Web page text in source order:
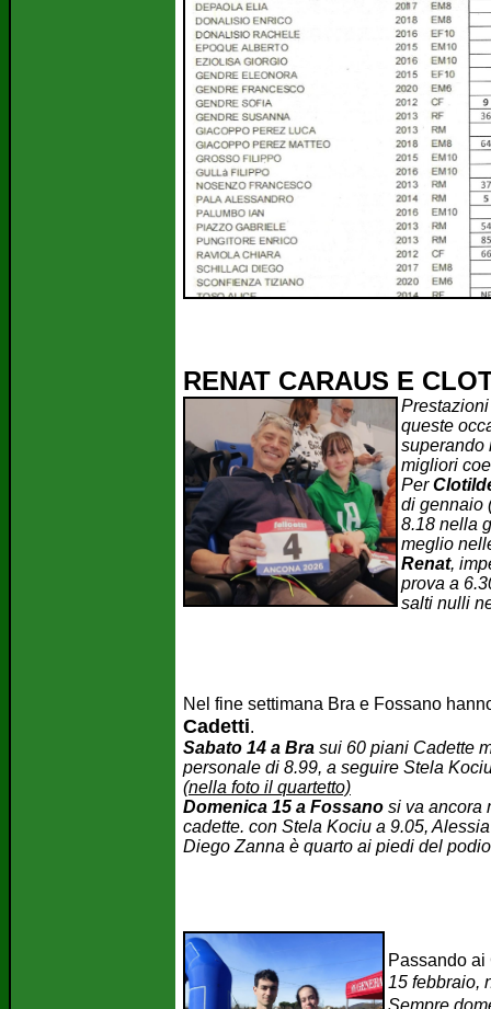
RENAT CARAUS E
queste
superando
migliori
Per
di gennaio
8.18 nella
meglio
Renat,
prova a
salti nulli
Nel fine settimana Bra e Fossano
Cadetti.
Sabato 14 a Bra sui 60 piani Cadette
personale di 8.99, a seguire Stela
(nella foto il quartetto)
Domenica 15 a Fossano si va ancora
cadette. con Stela Kociu a 9.05,
Diego Zanna è quarto ai piedi del
Passando ai
15 febbraio,
Sempre